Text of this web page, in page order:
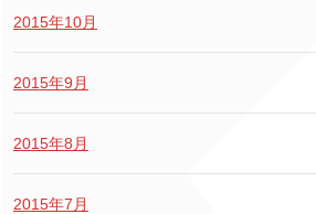
2015年10月
2015年9月
2015年8月
2015年7月